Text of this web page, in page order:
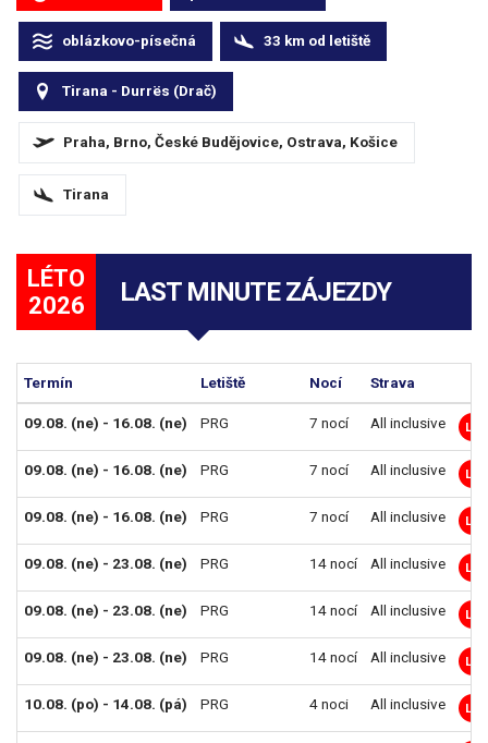
oblázkovo-písečná 33 km od letiště
Tirana - Durrës (Drač)
Praha, Brno, České Budějovice, Ostrava, Košice
Tirana
LÉTO
2026
LAST MINUTE ZÁJEZDY
Termín Letiště Nocí Strava
09.08. (ne) - 16.08. (ne) PRG 7 nocí All inclusive LM
09.08. (ne) - 16.08. (ne) PRG 7 nocí All inclusive LM
09.08. (ne) - 16.08. (ne) PRG 7 nocí All inclusive LM
09.08. (ne) - 23.08. (ne) PRG 14 nocí All inclusive LM
09.08. (ne) - 23.08. (ne) PRG 14 nocí All inclusive LM
09.08. (ne) - 23.08. (ne) PRG 14 nocí All inclusive LM
10.08. (po) - 14.08. (pá) PRG 4 noci All inclusive LM